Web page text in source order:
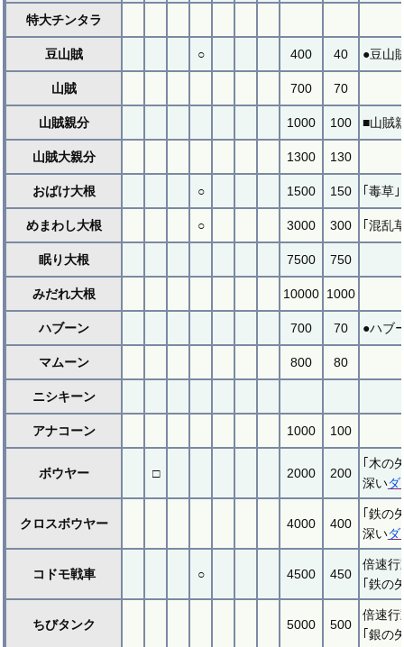
特大チンタラ
豆山賊 ○ 400 40 ●豆山
山賊 700 70
山賊親分 1000 100 ■山賊
山賊大親分 1300 130
おばけ大根 ○ 1500 150 ｢毒草
めまわし大根 ○ 3000 300 ｢混乱
眠り大根 7500 750
みだれ大根 10000 1000
ハブーン 700 70 ●ハブ
マムーン 800 80
ニシキーン
アナコーン 1000 100
ボウヤー □ 2000 200
｢木の
深いダ
クロスボウヤー 4000 400
｢鉄の
深いダ
コドモ戦車 ○ 4500 450
倍速行
｢鉄の
ちびタンク 5000 500
倍速行
｢銀の